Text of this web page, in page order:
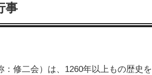
事
修二会）は、1260年以上もの歴史を